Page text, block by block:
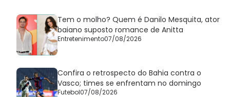
Tem o molho? Quem é Danilo Mesquita, ator
baiano suposto romance de Anitta
Entretenimento07/08/2026
Confira o retrospecto do Bahia contra o
Vasco; times se enfrentam no domingo
Futebol07/08/2026